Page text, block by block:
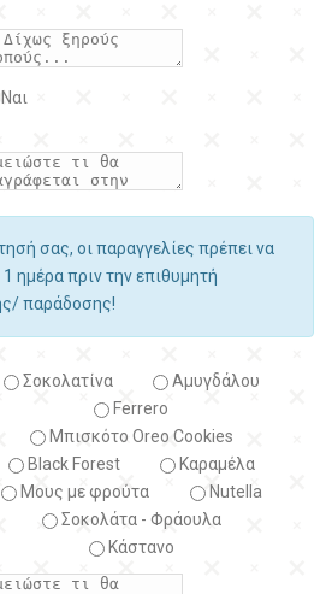
σας, οι παραγγελίες πρέπει να
ημέρα πριν την επιθυμητή
παράδοσης!
Σοκολατίνα
Αμυγδάλου
Ferrero
Μπισκότο Oreo Cookies
Black Forest
Kαραμέλα
Μους με φρούτα
Nutella
Σοκολάτα - Φράουλα
Κάστανο